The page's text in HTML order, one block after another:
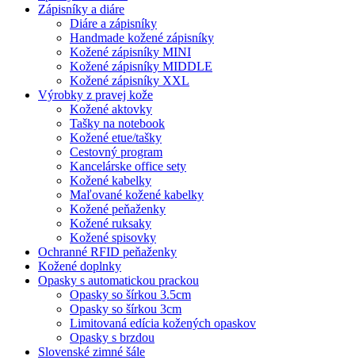
Zápisníky a diáre
Diáre a zápisníky
Handmade kožené zápisníky
Kožené zápisníky MINI
Kožené zápisníky MIDDLE
Kožené zápisníky XXL
Výrobky z pravej kože
Kožené aktovky
Tašky na notebook
Kožené etue/tašky
Cestovný program
Kancelárske office sety
Kožené kabelky
Maľované kožené kabelky
Kožené peňaženky
Kožené ruksaky
Kožené spisovky
Ochranné RFID peňaženky
Kožené doplnky
Opasky s automatickou prackou
Opasky so šírkou 3.5cm
Opasky so šírkou 3cm
Limitovaná edícia kožených opaskov
Opasky s brzdou
Slovenské zimné šále